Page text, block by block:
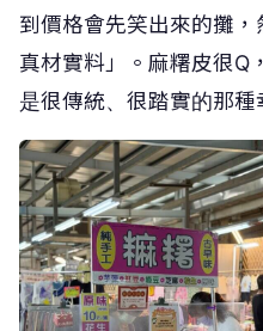
到價格會先笑出來的攤
真材實料」。麻糬皮很Q
是很傳統、很踏實的那種